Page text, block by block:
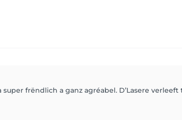
super frëndlich a ganz agréabel. D’Lasere